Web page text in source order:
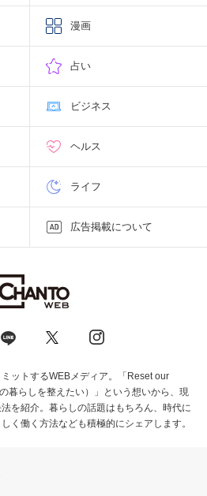
漫画
占い
ビジネス
ヘルス
ライフ
広告掲載について
ミットするWEBメディア。「Reset our
暮らしを整えたい）」という想いから、現
を紹介。暮らしの話題はもちろん、時代に
く働く方法なども積極的にシェアします。